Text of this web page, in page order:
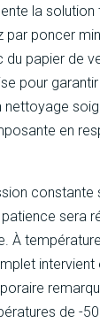
la solution
par poncer
papier de
pour
nettoyage
en
constante
sera
À
intervient
de -